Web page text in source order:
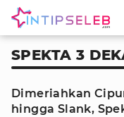
SPEKTA 3
Dimeriahkan
hingga Slank,